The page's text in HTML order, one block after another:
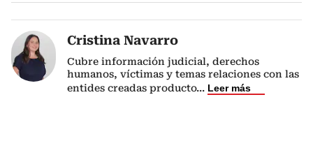
Cristina Navarro
Cubre información judicial, derechos
humanos, víctimas y temas relaciones con las
entides creadas producto... Leer más